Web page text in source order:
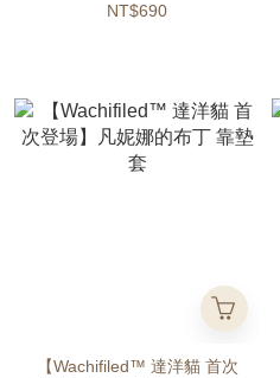
NT$690
【Wachifiled™ 達洋貓 首次